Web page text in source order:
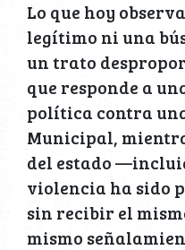
Lo que hoy
legítimo ni una
un trato
que responde a
política contra
Municipal,
del estado
violencia ha sido
sin recibir el
mismo